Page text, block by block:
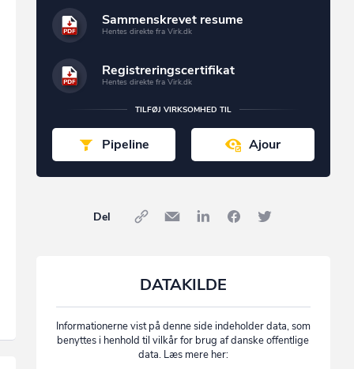
Sammenskrevet resume
Hentes direkte fra Virk.dk
Registreringscertifikat
Hentes direkte fra Virk.dk
TILFØJ VIRKSOMHED TIL
Pipeline Ajour
Del
DATAKILDE
Informationerne vist på denne side indeholder data, som
benyttes i henhold til vilkår for brug af danske offentlige
data. Læs mere her: